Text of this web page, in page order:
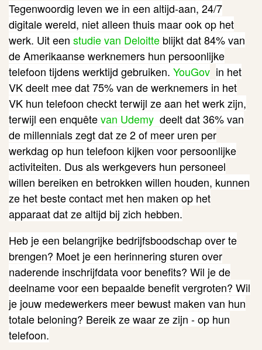
Tegenwoordig leven we in een altijd-aan, 24/7
digitale wereld, niet alleen thuis maar ook op het
werk. Uit een studie van Deloitte blijkt dat84% van
de Amerikaanse werknemers hun persoonlijke
telefoon tijdens werktijd gebruiken. YouGov in het
VK deelt mee dat 75% van de werknemers in het
VK hun telefoon checkt terwijl ze aan het werk zijn,
terwijl een enquêtevan Udemy deelt dat36% van
de millennials zegt dat ze 2 of meer uren per
werkdag op hun telefoon kijken voor persoonlijke
activiteiten. Dus als werkgevers hun personeel
willen bereiken en betrokken willen houden, kunnen
ze het beste contact met hen maken op het
apparaat dat ze altijd bij zich hebben.
Heb je een belangrijke bedrijfsboodschap over te
brengen? Moet je een herinnering sturen over
naderende inschrijfdata voor benefits? Wil je de
deelname voor een bepaalde benefit vergroten? Wil
je jouw medewerkers meer bewust maken van hun
totale beloning? Bereik ze waar ze zijn - op hun
telefoon.